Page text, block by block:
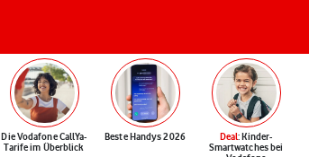
Die Vodafone CallYa-
Tarife im Überblick
Beste Handys 2026 Deal: Kinder-
Smartwatches bei